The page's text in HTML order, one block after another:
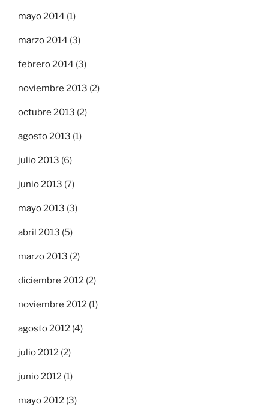
mayo 2014 (1)
marzo 2014 (3)
febrero 2014 (3)
noviembre 2013 (2)
octubre 2013 (2)
agosto 2013 (1)
julio 2013 (6)
junio 2013 (7)
mayo 2013 (3)
abril 2013 (5)
marzo 2013 (2)
diciembre 2012 (2)
noviembre 2012 (1)
agosto 2012 (4)
julio 2012 (2)
junio 2012 (1)
mayo 2012 (3)